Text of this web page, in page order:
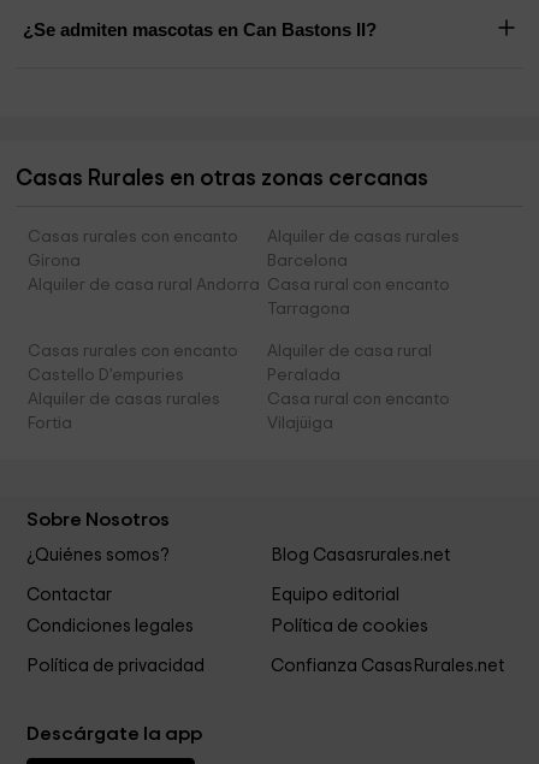
¿Se admiten mascotas en Can Bastons II?
Casas Rurales en otras zonas cercanas
Casas rurales con encanto
Girona
Alquiler de casas rurales
Barcelona
Alquiler de casa rural Andorra Casa rural con encanto
Tarragona
Casas rurales con encanto
Castello D'empuries
Alquiler de casa rural
Peralada
Alquiler de casas rurales
Fortia
Casa rural con encanto
Vilajüiga
Sobre Nosotros
¿Quiénes somos? Blog Casasrurales.net
Contactar
Equipo editorial
Condiciones legales
Política de cookies
Política de privacidad Confianza CasasRurales.net
Descárgate la app